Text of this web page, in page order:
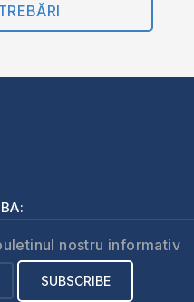
nostru informativ